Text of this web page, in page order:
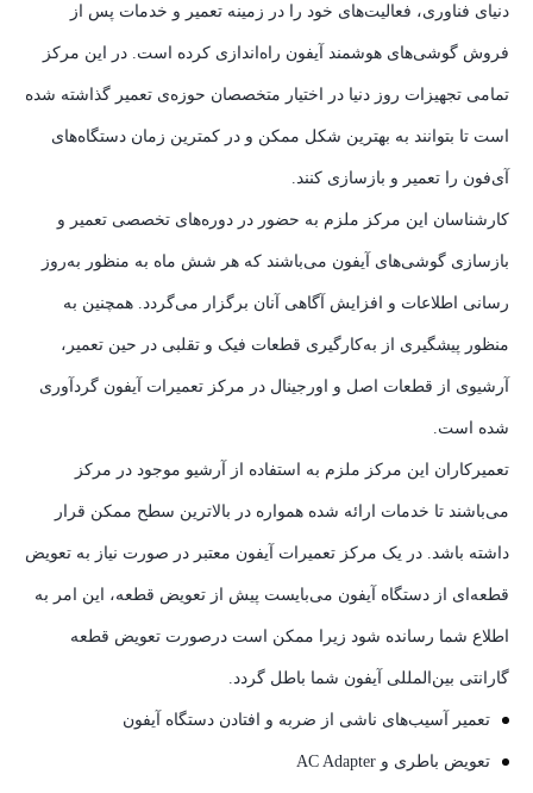
دنیای فناوری، فعالیت‌های خود را در زمینه تعمیر و خدمات پس از
فروش گوشی‌های هوشمند آیفون راه‌اندازی کرده است. در این مرکز
تمامی تجهیزات روز دنیا در اختیار متخصصان حوزه‌ی تعمیر گذاشته شده‌
است تا بتوانند به بهترین شکل ممکن و در کمترین زمان دستگاه‌های
آی‌فون را تعمیر و بازسازی کنند.
کارشناسان این مرکز ملزم به حضور در دوره‌های تخصصی تعمیر و
بازسازی گوشی‌های آیفون می‌باشند که هر شش ماه به منظور به‌روز
رسانی اطلاعات و افزایش آگاهی آنان برگزار می‌گردد. همچنین به
منظور پیشگیری از به‌کارگیری قطعات فیک و تقلبی در حین تعمیر،
آرشیوی از قطعات اصل و اورجینال در مرکز تعمیرات آیفون گردآوری
شده است.
تعمیرکاران این مرکز ملزم به استفاده از آرشیو موجود در مرکز
می‌باشند تا خدمات ارائه شده همواره در بالاترین سطح ممکن قرار
داشته باشد. در یک مرکز تعمیرات آیفون معتبر در صورت نیاز به تعویض
قطعه‌ای از دستگاه آیفون می‌بایست پیش از تعویض قطعه، این امر به
اطلاع شما رسانده شود زیرا ممکن است درصورت تعویض قطعه
گارانتی بین‌المللی آیفون شما باطل گردد.
تعمیر آسیب‌های ناشی از ضربه و افتادن دستگاه آیفون
تعویض باطری و AC Adapter